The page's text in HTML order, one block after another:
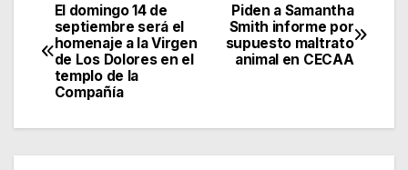
Piden a Samantha
Smith informe por
supuesto maltrato
animal en CECAA
El domingo 14 de
septiembre será el
homenaje a la Virgen
de Los Dolores en el
templo de la
Compañía